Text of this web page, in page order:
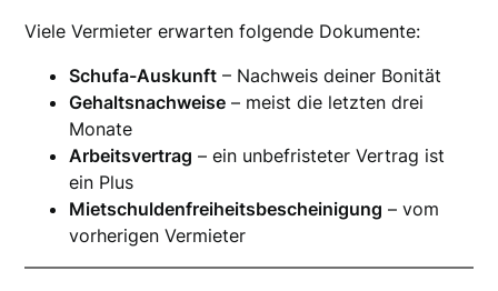
Viele Vermieter erwarten folgende Dokumente:
Schufa-Auskunft – Nachweis deiner Bonität
Gehaltsnachweise – meist die letzten drei
Monate
Arbeitsvertrag – ein unbefristeter Vertrag ist
ein Plus
Mietschuldenfreiheitsbescheinigung – vom
vorherigen Vermieter